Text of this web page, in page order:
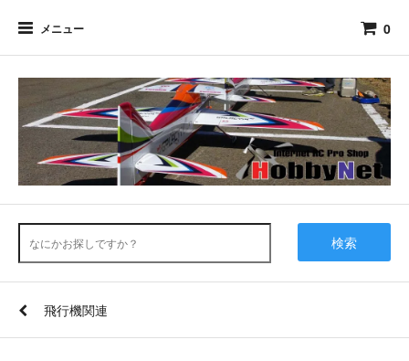
メニュー 0
検索
飛行機関連